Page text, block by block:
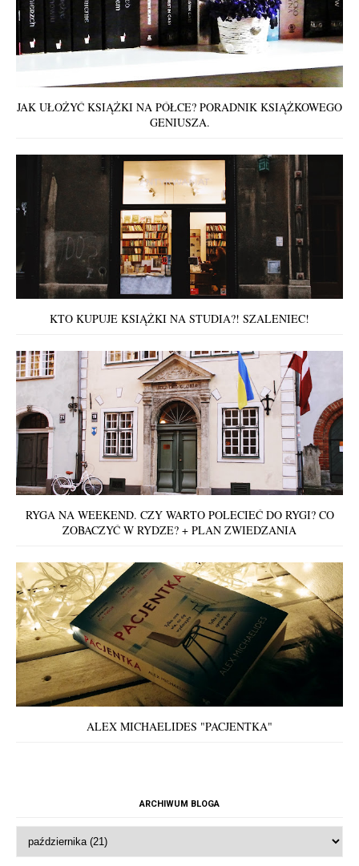
JAK UŁOŻYĆ KSIĄŻKI NA PÓŁCE? PORADNIK KSIĄŻKOWEGO
GENIUSZA.
KTO KUPUJE KSIĄŻKI NA STUDIA?! SZALENIEC!
RYGA NA WEEKEND. CZY WARTO POLECIEĆ DO RYGI? CO
ZOBACZYĆ W RYDZE? + PLAN ZWIEDZANIA
ALEX MICHAELIDES "PACJENTKA"
ARCHIWUM BLOGA